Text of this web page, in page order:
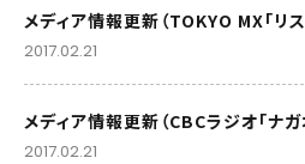
メディア情報更新（TOKYO MX「リス
2017.02.21
メディア情報更新（CBCラジオ「ナ
2017.02.21